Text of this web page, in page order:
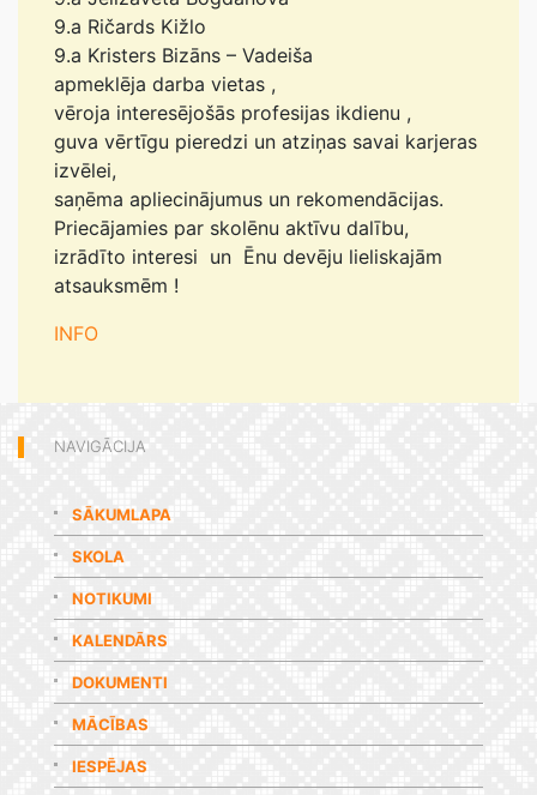
9.a Ričards Kižlo
9.a Kristers Bizāns – Vadeiša
apmeklēja darba vietas ,
vēroja interesējošās profesijas ikdienu ,
guva vērtīgu pieredzi un atziņas savai karjeras
izvēlei,
saņēma apliecinājumus un rekomendācijas.
Priecājamies par skolēnu aktīvu dalību,
izrādīto interesi un Ēnu devēju lieliskajām
atsauksmēm !
INFO
NAVIGĀCIJA
SĀKUMLAPA
SKOLA
NOTIKUMI
KALENDĀRS
DOKUMENTI
MĀCĪBAS
IESPĒJAS